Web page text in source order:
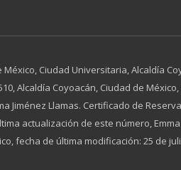
Ciudad Universitaria, Alcaldía
Coyoacán, Ciudad de México,
Llamas. Certificado de
actualización de este número,
fecha de última modificación: 25 de